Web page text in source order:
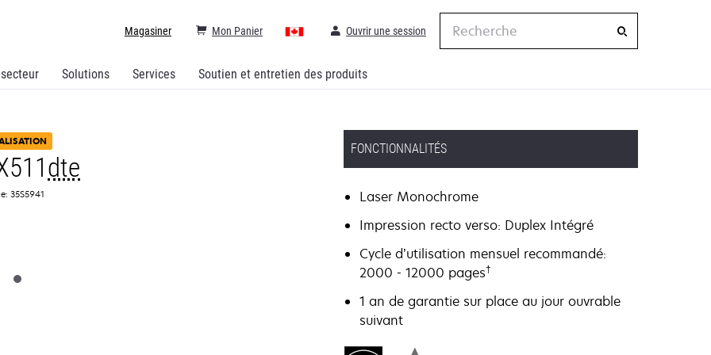
Solutions Services Soutien et entretien des produits
Magasiner Mon Panier
Recherche
Ouvrir une session
dte
35S5941
FONCTIONNALITÉS
Laser Monochrome
Impression recto verso: Duplex Intégré
Cycle d’utilisation mensuel recommandé:
2000 - 12000 pages†
1 an de garantie sur place au jour ouvrable
suivant